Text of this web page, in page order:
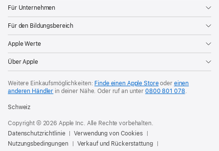
Für Unternehmen
Für den Bildungsbereich
Apple Werte
Über Apple
Weitere Einkaufsmöglichkeiten: Finde einen Apple Storeoder einen
anderen Händler in deiner Nähe. Oder ruf an unter0800 801 078.
Schweiz
Copyright © 2026 Apple Inc. Alle Rechte vorbehalten.
Datenschutzrichtlinie
Verwendung von Cookies
Nutzungsbedingungen
Verkauf und Rückerstattung